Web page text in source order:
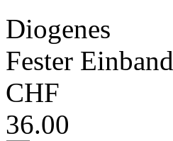
Diogenes
Fester Einband
CHF
36.00